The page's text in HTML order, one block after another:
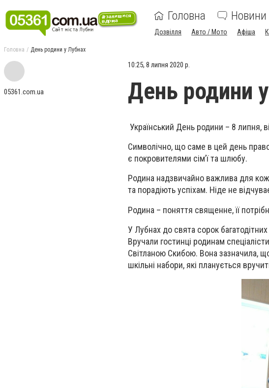
Головна Новини
Дозвілля Авто / Мото Афіша
Головна День родини у Лубнах
05361.com.ua
10:25, 8 липня 2020 р.
День родини
Український День родини – 8 липня,
Символічно, що саме в цей день
є покровителями сім’ї та шлюбу.
Родина надзвичайно важлива для
та порадіють успіхам. Ніде не
Родина – поняття священне, її
У Лубнах до свята сорок
Вручали гостинці родинам
Світланою Скибою. Вона зазначила,
шкільні набори, які планується